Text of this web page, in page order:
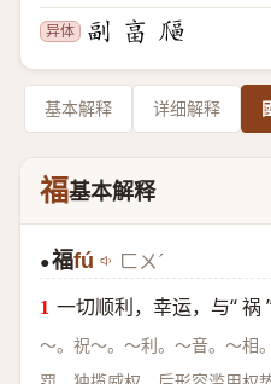
异体
基本解释 详细解释
福基本解释
●福fú ㄈㄨˊ
一切顺利，幸运，与“ 祸 ”
～。祝～。～利。～音。～相